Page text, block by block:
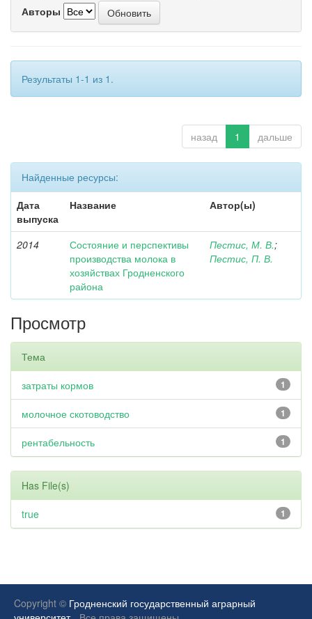
Авторы
Результаты 1-1 из 1.
назад 1 дальше
Найденные ресурсы:
Дата
выпуска
Название Автор(ы)
2014
Состояние и перспективы
производства молока в
хозяйствах Гродненского
района
Пестис, М. В.;
Пестис, П. В.
Просмотр
Тема
1
затраты кормов
1
молочное скотоводство
1
рентабельность
Has File(s)
1
true
Copyright © Гродненский государственный аграрный